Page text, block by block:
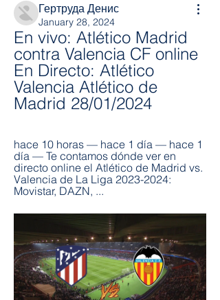
Гертруда Денис
January 28, 2024
En vivo: Atlético Madrid
contra Valencia CF online
En Directo: Atlético
Valencia Atlético de
Madrid 28/01/2024
hace 10 horas — hace 1 día — hace 1
día — Te contamos dónde ver en
directo online el Atlético de Madrid vs.
Valencia de La Liga 2023-2024:
Movistar, DAZN, ...